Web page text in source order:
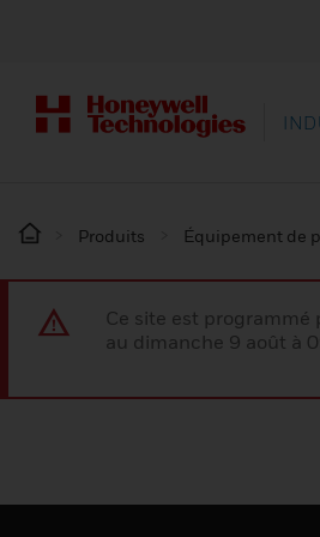
Produits Équipement de
Ce site est
au dimanche 9 août à